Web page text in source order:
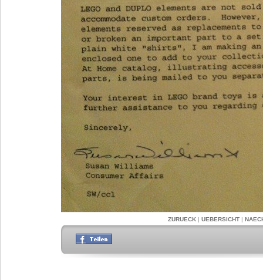
ZURUECK | UEBERSICHT |